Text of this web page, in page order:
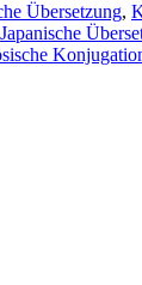
Übersetzung,
Japanische